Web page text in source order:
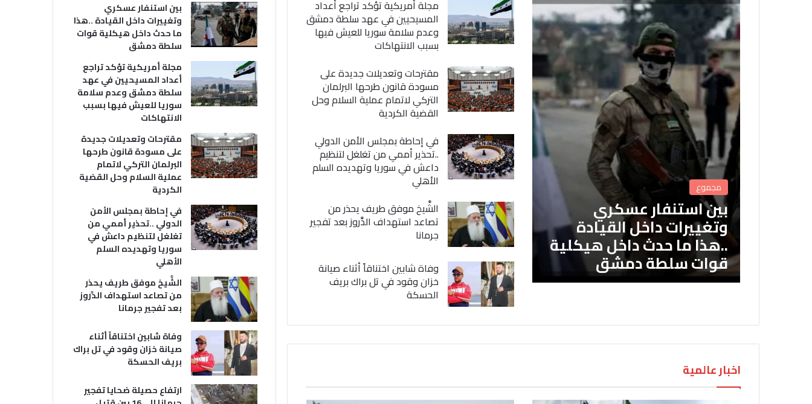
مجموع
بين استنفار عسكري
وتغييرات داخل القيادة
..هذا ما حدث داخل هيكلية
قوات سلطة دمشق
مجلة أمريكية تؤكد تراجع أعداد
المسيحيين في عهد سلطة دمشق
وعدم سلامة سوريا للعيش فيها
بسبب الانتهاكات
مقترحات وتعديلات جديدة على
مسودة قانون طرحها البرلمان
التركي لاتمام عملية السلام وحل
القضية الكردية
في إحاطة بمجلس الأمن الدولي
..تحذير أممي من تغلغل لتنظيم
داعش في سوريا وتهديده السلم
الأهلي
الشَّيخ موفق طريف يحذر من
تصاعد استهداف الدَّروز بعد تفجير
جرمانا
وفاة شابين اختناقاً أثناء صيانة
خزان وقود في تل براك بريف
الحسكة
اخبار عالمية
بين استنفار عسكري
وتغييرات داخل القيادة ..هذا
ما حدث داخل هيكلية قوات
سلطة دمشق
مجلة أمريكية تؤكد تراجع
أعداد المسيحيين في عهد
سلطة دمشق وعدم سلامة
سوريا للعيش فيها بسبب
الانتهاكات
مقترحات وتعديلات جديدة
على مسودة قانون طرحها
البرلمان التركي لاتمام
عملية السلام وحل القضية
الكردية
في إحاطة بمجلس الأمن
الدولي ..تحذير أممي من
تغلغل لتنظيم داعش في
سوريا وتهديده السلم
الأهلي
الشَّيخ موفق طريف يحذر
من تصاعد استهداف الدَّروز
بعد تفجير جرمانا
وفاة شابين اختناقاً أثناء
صيانة خزان وقود في تل براك
بريف الحسكة
ارتفاع حصيلة ضحايا تفجير